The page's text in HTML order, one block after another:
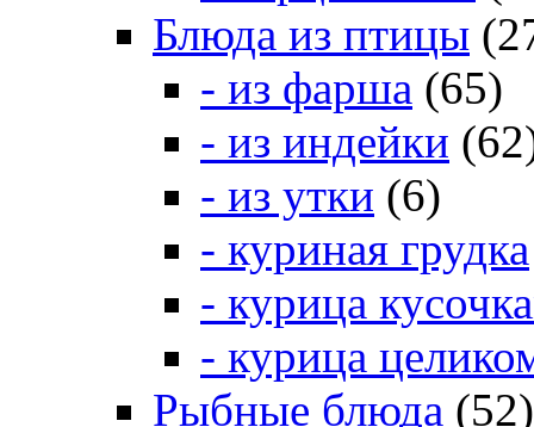
Блюда из птицы
- из фарша (65)
- из индейки
- из утки (6)
- куриная грудка
- курица
- курица
Рыбные блюда (52)